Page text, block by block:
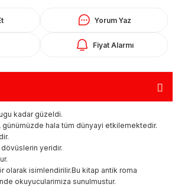
Yorum Yaz
Fiyat Alarmı
kadar güzeldi.
günümüzde hala tüm dünyayi etkilemektedir.
yeridir.
olarak isimlendirilir.Bu kitap antik roma
okuyucularimiza sunulmustur.